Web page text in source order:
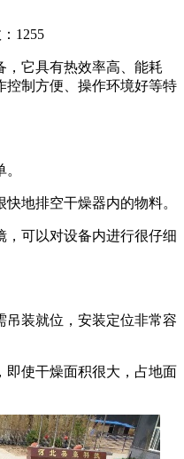
1255
，它具有热效率高、能耗
控制方便、操作环境好等特
地排空干燥器内的物料。
，可以对设备内进行很仔细
吊装就位，安装定位非常容
即使干燥面积很大，占地面